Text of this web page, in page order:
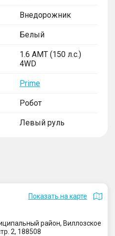
Внедорожник
Белый
1.6 AMT (150 л.с.)
4WD
Prime
Робот
Левый руль
Показать на карте
район, Виллозское
2, 188508